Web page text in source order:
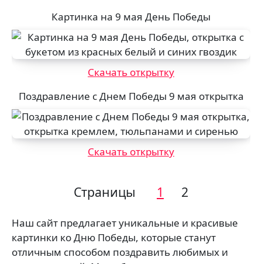
Картинка на 9 мая День Победы
Скачать открытку
Поздравление с Днем Победы 9 мая открытка
Скачать открытку
Страницы 1 2
Наш сайт предлагает уникальные и красивые
картинки ко Дню Победы, которые станут
отличным способом поздравить любимых и